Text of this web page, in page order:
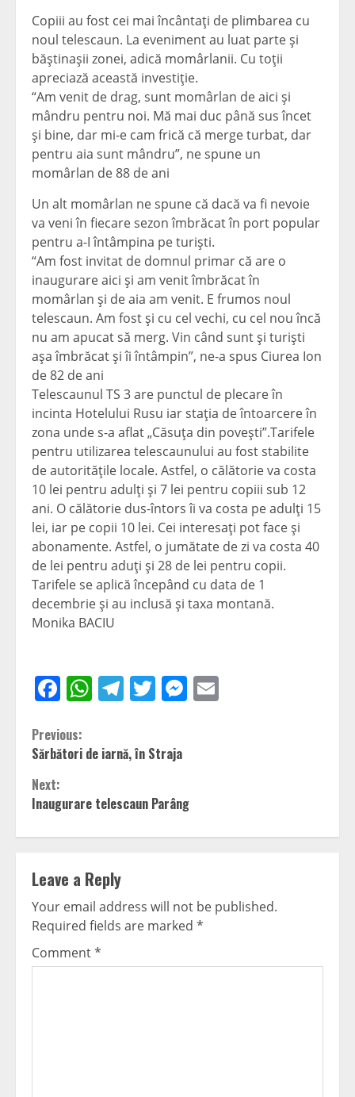
Copiii au fost cei mai încântaţi de plimbarea cu
noul telescaun. La eveniment au luat parte şi
băştinaşii zonei, adică momârlanii. Cu toţii
apreciază această investiţie.
“Am venit de drag, sunt momârlan de aici şi
mândru pentru noi. Mă mai duc până sus încet
şi bine, dar mi-e cam frică că merge turbat, dar
pentru aia sunt mândru”, ne spune un
momârlan de 88 de ani
Un alt momârlan ne spune că dacă va fi nevoie
va veni în fiecare sezon îmbrăcat în port popular
pentru a-I întâmpina pe turişti.
“Am fost invitat de domnul primar că are o
inaugurare aici şi am venit îmbrăcat în
momârlan şi de aia am venit. E frumos noul
telescaun. Am fost şi cu cel vechi, cu cel nou încă
nu am apucat să merg. Vin când sunt şi turişti
aşa îmbrăcat şi îi întâmpin”, ne-a spus Ciurea Ion
de 82 de ani
Telescaunul TS 3 are punctul de plecare în
incinta Hotelului Rusu iar staţia de întoarcere în
zona unde s-a aflat „Căsuţa din poveşti”.Tarifele
pentru utilizarea telescaunului au fost stabilite
de autorităţile locale. Astfel, o călătorie va costa
10 lei pentru adulţi şi 7 lei pentru copiii sub 12
ani. O călătorie dus-întors îi va costa pe adulţi 15
lei, iar pe copii 10 lei. Cei interesaţi pot face şi
abonamente. Astfel, o jumătate de zi va costa 40
de lei pentru aduţi şi 28 de lei pentru copii.
Tarifele se aplică începând cu data de 1
decembrie şi au inclusă şi taxa montană.
Monika BACIU
Facebook
WhatsApp
Telegram
TwitterMessenger
Continue
Reading
Previous:
Sărbători de iarnă, în Straja
Next:
Inaugurare telescaun Parâng
Leave a Reply
Your email address will not be published.
Required fields are marked *
Comment*